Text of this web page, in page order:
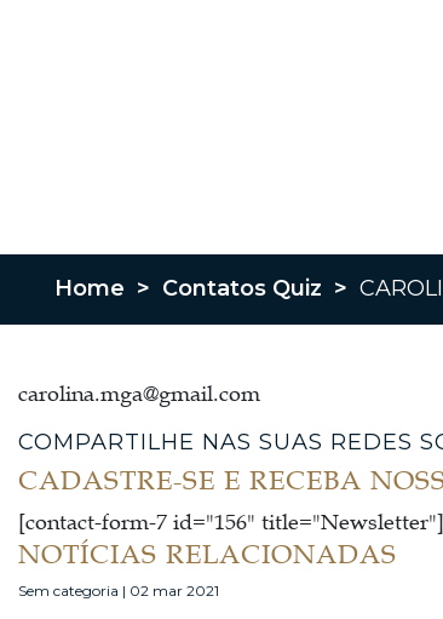
Home > Contatos Quiz >
carolina.mga@gmail.com
COMPARTILHE NAS SUAS REDES
CADASTRE-SE E RECEBA
[contact-form-7 id="156" title="Newsletter"]
NOTÍCIAS RELACIONADAS
Sem categoria | 02 mar 2021